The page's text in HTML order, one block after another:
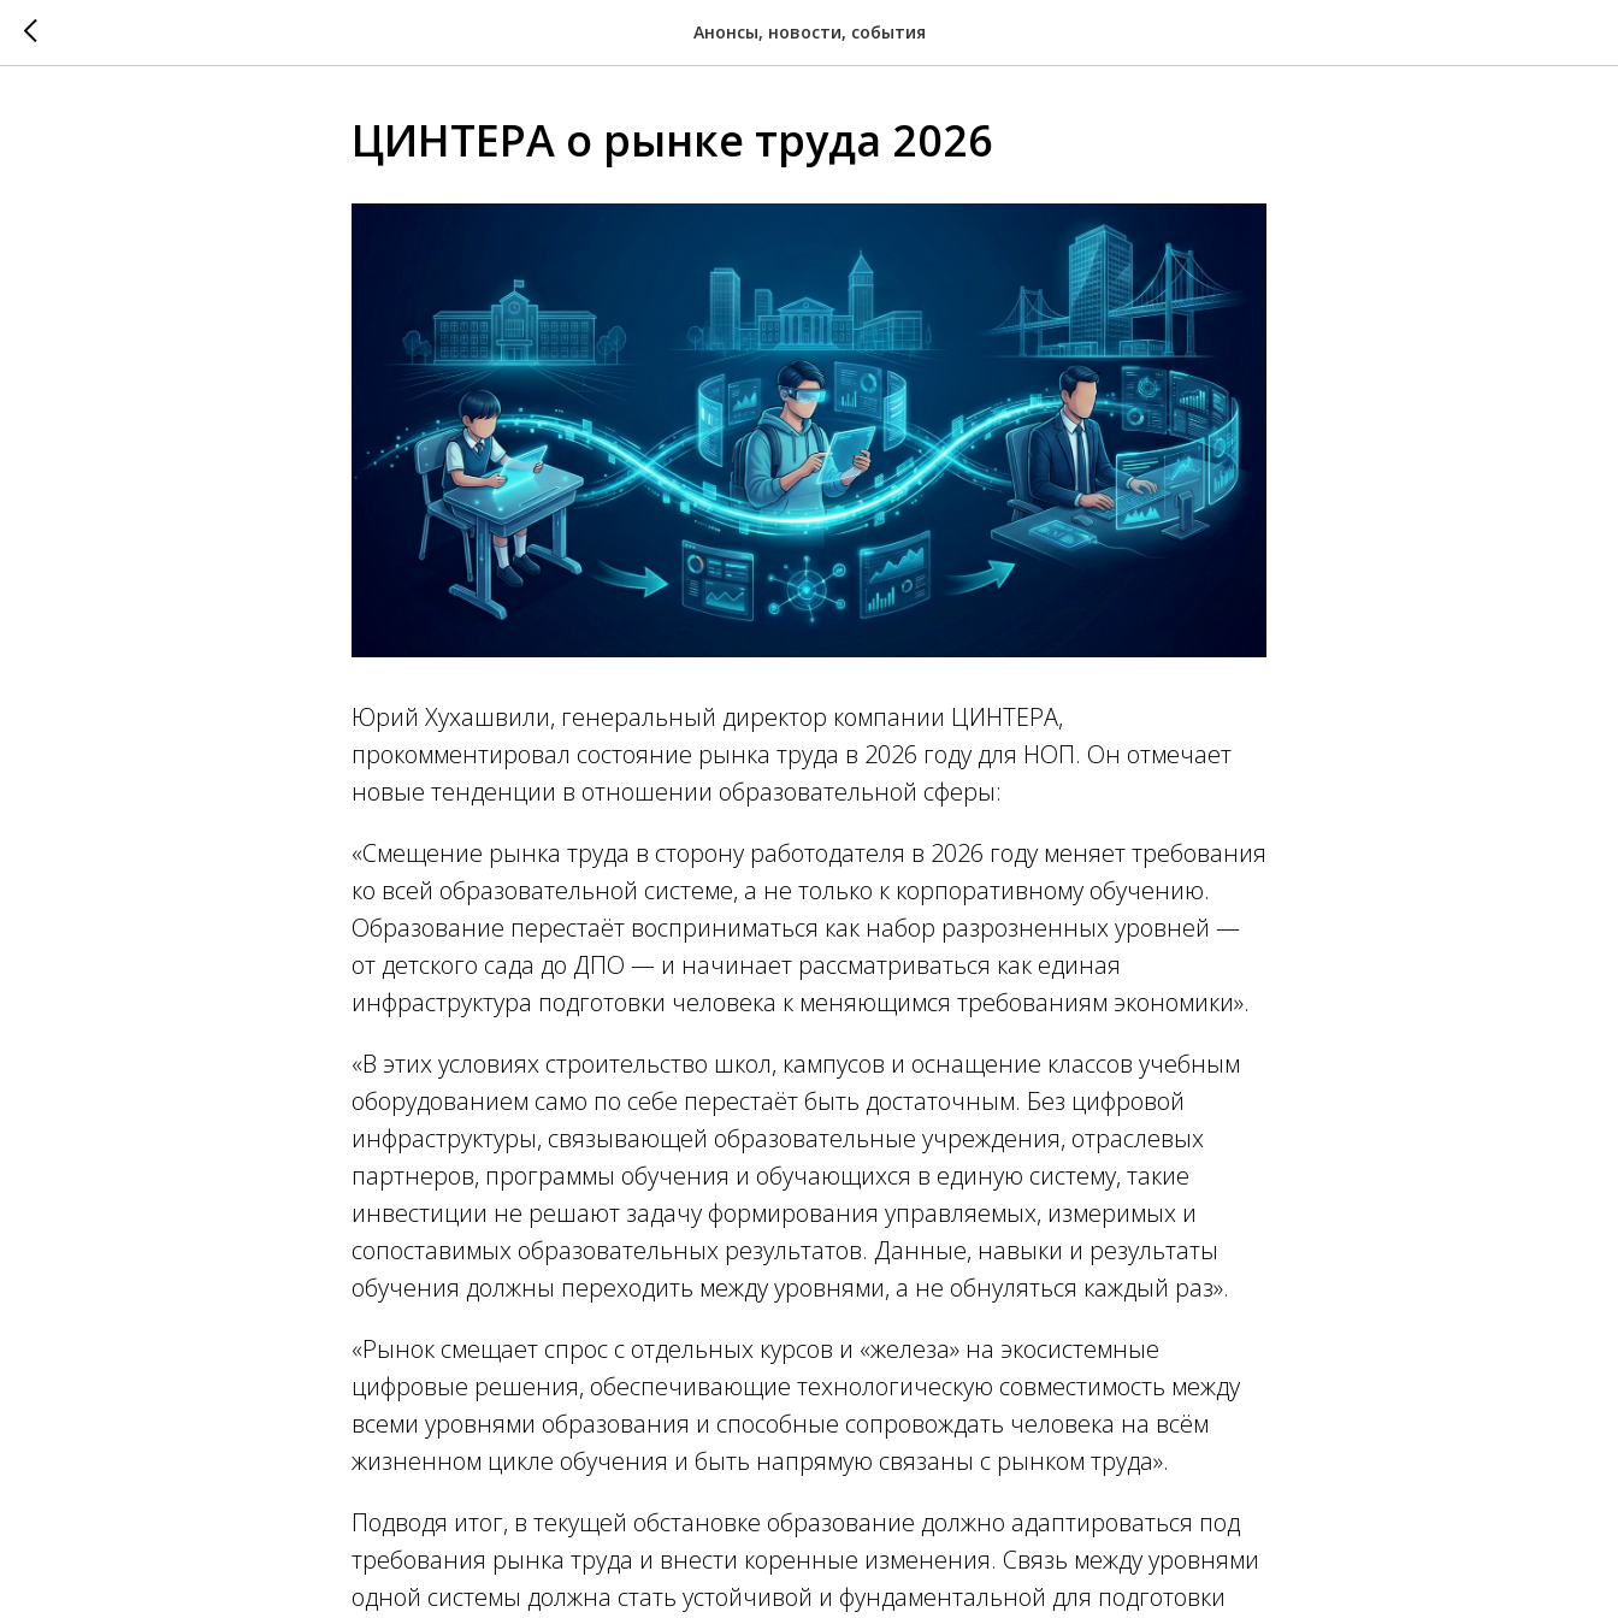
Анонсы, новости, события
ЦИНТЕРА о рынке труда 2026
Юрий Хухашвили, генеральный директор компании ЦИНТЕРА,
прокомментировал состояние рынка труда в 2026 году для НОП. Он отмечает
новые тенденции в отношении образовательной сферы:
«Смещение рынка труда в сторону работодателя в 2026 году меняет требования
ко всей образовательной системе, а не только к корпоративному обучению.
Образование перестаёт восприниматься как набор разрозненных уровней —
от детского сада до ДПО — и начинает рассматриваться как единая
инфраструктура подготовки человека к меняющимся требованиям экономики».
«В этих условиях строительство школ, кампусов и оснащение классов учебным
оборудованием само по себе перестаёт быть достаточным. Без цифровой
инфраструктуры, связывающей образовательные учреждения, отраслевых
партнеров, программы обучения и обучающихся в единую систему, такие
инвестиции не решают задачу формирования управляемых, измеримых и
сопоставимых образовательных результатов. Данные, навыки и результаты
обучения должны переходить между уровнями, а не обнуляться каждый раз».
«Рынок смещает спрос с отдельных курсов и «железа» на экосистемные
цифровые решения, обеспечивающие технологическую совместимость между
всеми уровнями образования и способные сопровождать человека на всём
жизненном цикле обучения и быть напрямую связаны с рынком труда».
Подводя итог, в текущей обстановке образование должно адаптироваться под
требования рынка труда и внести коренные изменения. Связь между уровнями
одной системы должна стать устойчивой и фундаментальной для подготовки